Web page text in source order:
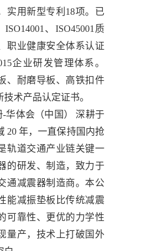
实用新型专利18项。已
、ISO45001质
职业健康安全体系认证
企业研发管理体系。
、耐磨导板、高铁扣件
术产品认定证书。
华体会（中国） 深耕于
20 年，一直保持国内抢
轨道交通产业链关键一
的研发、制造，致力于
通减震器制造商。本公
能减振垫板比传统减震
可靠性、更优的力学性
量产，技术上打破国外